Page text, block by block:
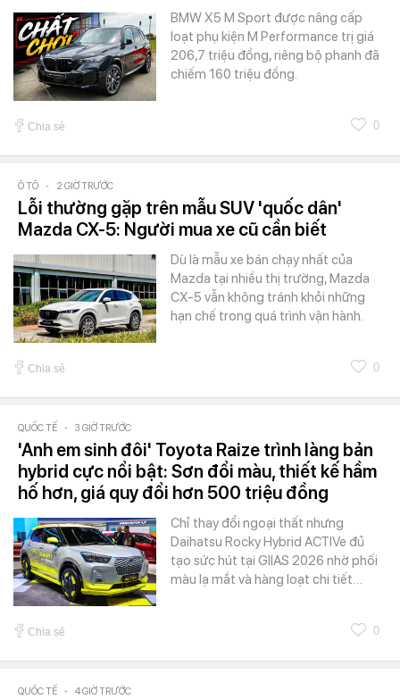
BMW X5 M Sport được nâng cấp
loạt phụ kiện M Performance trị giá
206,7 triệu đồng, riêng bộ phanh đã
chiếm 160 triệu đồng.
Chia sẻ 0
Ô TÔ - 2 GIỜ TRƯỚC
Lỗi thường gặp trên mẫu SUV 'quốc dân'
Mazda CX-5: Người mua xe cũ cần biết
Dù là mẫu xe bán chạy nhất của
Mazda tại nhiều thị trường, Mazda
CX-5 vẫn không tránh khỏi những
hạn chế trong quá trình vận hành.
Chia sẻ 0
QUỐC TẾ - 3 GIỜ TRƯỚC
'Anh em sinh đôi' Toyota Raize trình làng bản
hybrid cực nổi bật: Sơn đổi màu, thiết kế hầm
hố hơn, giá quy đổi hơn 500 triệu đồng
Chỉ thay đổi ngoại thất nhưng
Daihatsu Rocky Hybrid ACTIVe đủ
tạo sức hút tại GIIAS 2026 nhờ phối
màu lạ mắt và hàng loạt chi tiết…
Chia sẻ 0
QUỐC TẾ - 4 GIỜ TRƯỚC